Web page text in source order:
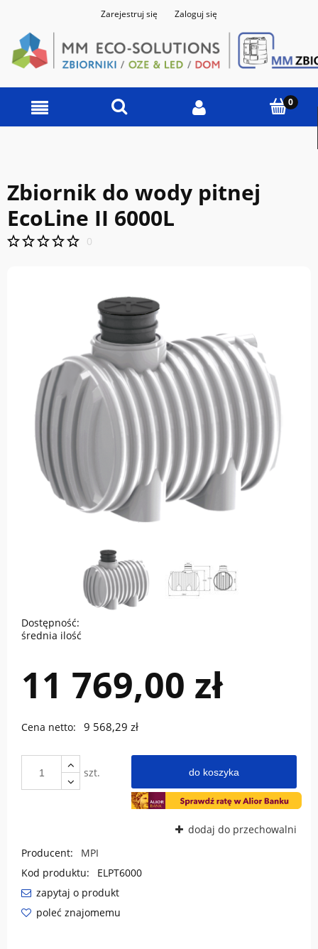
Zarejestruj się Zaloguj się
Zbiornik do wody pitnej
EcoLine II 6000L
0
Dostępność:
średnia ilość
11 769,00 zł
Cena netto: 9 568,29 zł
szt. do koszyka
dodaj do przechowalni
Producent:
MPI
Kod produktu:
ELPT6000
zapytaj o produkt
poleć znajomemu